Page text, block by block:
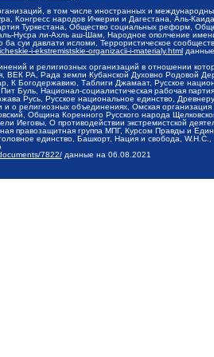
в том числе иностранных и
Конгресс народов Ичкерии и Дагестана, Аль-
Туркестана, Общество социальных реформ,
Нусра ли-Ахль аш-Шам, Народное ополчение
ба суи давлати исломи, Террористическое
i-ekstremistskie-organizacii-i-materialy.html
и религиозных организаций в отношении
ВЕК РА, Рада земли Кубанской Духовно Родовой
К Богодержавию, Таблиги Джамаат, Русское
Буль, Национал-социалистическая рабочая
Русь, Русское национальное единство,
и о религиозных объединениях, Омская
Община Коренного Русского народа
Иеговы, О противодействии экстремистской
правозащитная группа МПГ, Курсом Правды и
единство, Башкорт, Нация и свобода,
7822/ данные на 06.08.2021